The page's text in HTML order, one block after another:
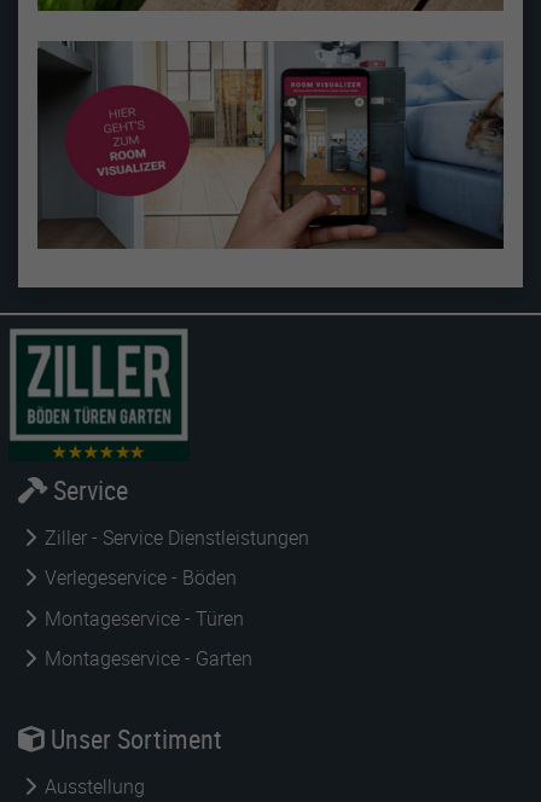
Service
Ziller - Service Dienstleistungen
Verlegeservice - Böden
Montageservice - Türen
Montageservice - Garten
Unser Sortiment
Ausstellung